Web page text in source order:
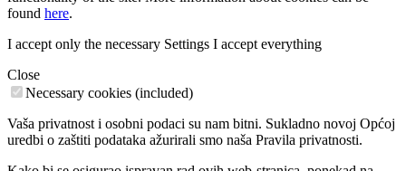
found here.
I accept only the necessary Settings I accept everything
Close
Necessary cookies (included)
Vaša privatnost i osobni podaci su nam bitni. Sukladno novoj Općoj
uredbi o zaštiti podataka ažurirali smo naša Pravila privatnosti.